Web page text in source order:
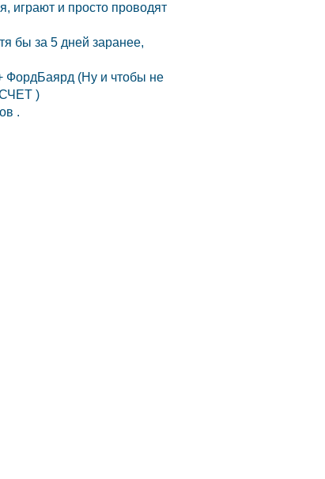
играют и просто проводят
бы за 5 дней заранее,
ФордБаярд (Ну и чтобы не
)
.